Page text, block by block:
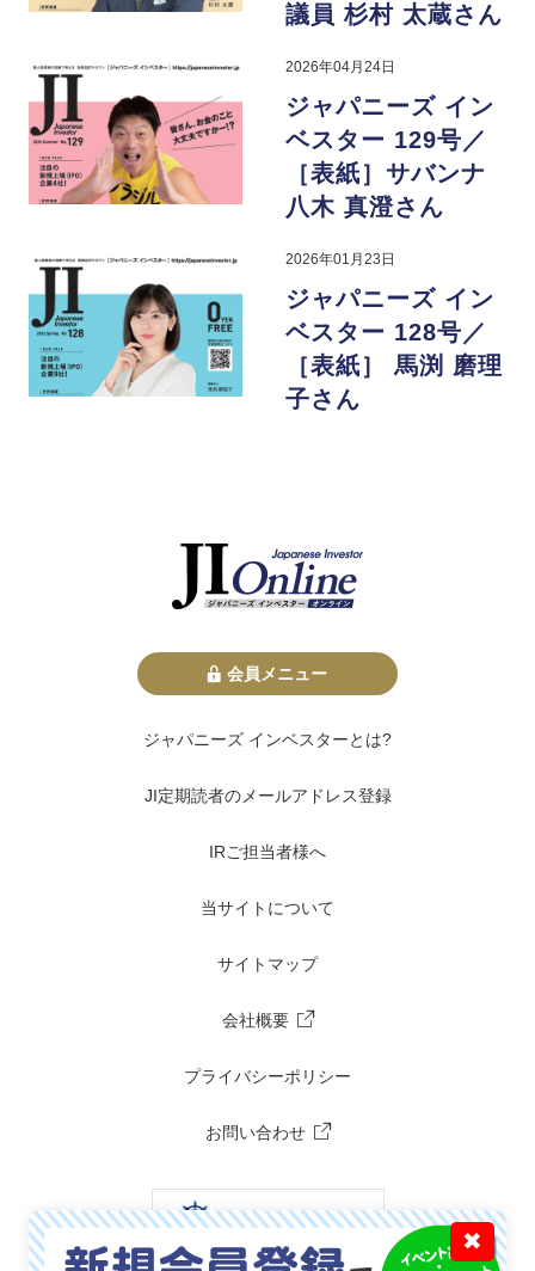
議員 杉村 太蔵さん
2026年04月24日
ジャパニーズ イン
ベスター 129号／
［表紙］サバンナ
八木 真澄さん
2026年01月23日
ジャパニーズ イン
ベスター 128号／
［表紙］ 馬渕 磨理
子さん
会員メニュー
ジャパニーズ インベスターとは?
JI定期読者のメールアドレス登録
IRご担当者様へ
当サイトについて
サイトマップ
会社概要
プライバシーポリシー
お問い合わせ
✖